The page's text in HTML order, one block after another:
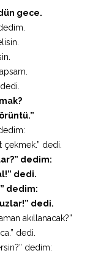
gece.
çekmek.” dedi.
dedim:
dedi.
dedim:
dedi.
akıllanacak?”
dedi.
dedim: